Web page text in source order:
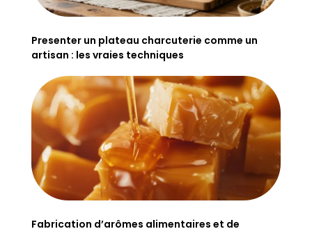
Presenter un plateau charcuterie comme un
artisan : les vraies techniques
Fabrication d’arômes alimentaires et de